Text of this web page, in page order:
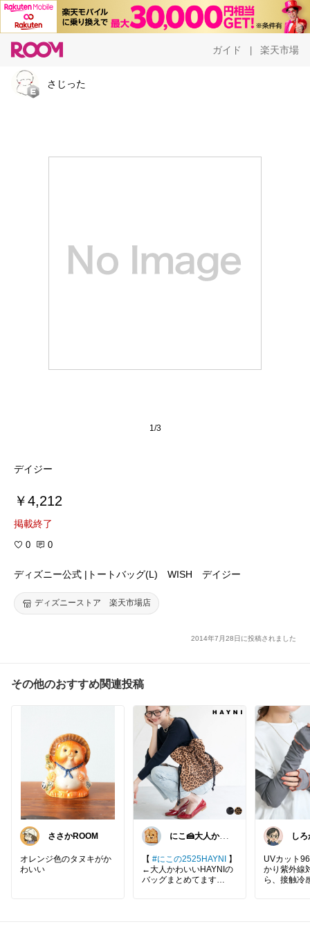
ガイド 楽天市場
さじった
1/3
デイジー
￥4,212
掲載終了
0 0
ディズニー公式 |トートバッグ(L) WISH デイジー
ディズニーストア 楽天市場店
2014年7月28日に投稿されました
その他のおすすめ関連投稿
ささかROOM
オレンジ色のタヌキがか
わいい
にこ🍰大人かわ
ン
【 #にこの2525HAYNI 】
←大人かわいいHAYNIの
バッグまとめてます
し
イ
UVカット
かり紫外線
ら、接触冷